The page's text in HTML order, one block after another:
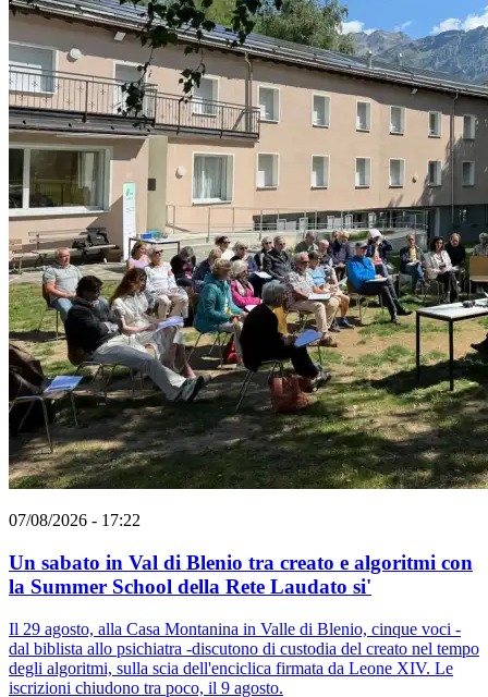
07/08/2026 - 17:22
Un sabato in Val di Blenio tra creato e algoritmi con
la Summer School della Rete Laudato si'
Il 29 agosto, alla Casa Montanina in Valle di Blenio, cinque voci -
dal biblista allo psichiatra -discutono di custodia del creato nel tempo
degli algoritmi, sulla scia dell'enciclica firmata da Leone XIV. Le
iscrizioni chiudono tra poco, il 9 agosto.